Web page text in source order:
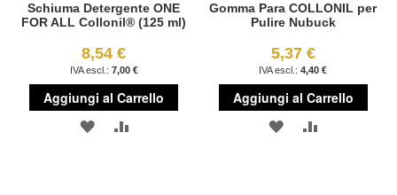
Schiuma Detergente ONE
FOR ALL Collonil® (125 ml)
8,54 €
7,00 €
Aggiungi al Carrello
AGGIUNGIAGGIUNGI
Gomma Para COLLONIL per
Pulire Nubuck
5,37 €
4,40 €
Aggiungi al Carrello
AGGIUNGI